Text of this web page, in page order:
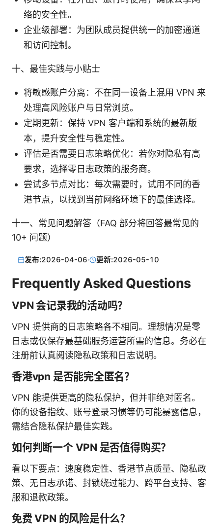
络的安全性。
企业级部署：为团队成员提供统一的加密通道
和访问控制。
十、最佳实践与小贴士
将敏感账户分离：不在同一设备上混用 VPN 来
处理高风险账户与日常浏览。
定期更新：保持 VPN 客户端和系统的最新版
本，提升安全性与稳定性。
评估是否需要日志策略优化：若你对隐私有高
要求，选择零日志政策的服务商。
尝试多节点对比：每次需要时，试用不同的香
港节点，以找到当前网络环境下的最佳选择。
十一、常见问题解答（FAQ 部分将回答最常见的
10+ 问题）
发布:2026-04-06· 更新:2026-05-10
Frequently Asked Questions
VPN 会记录我的活动吗？
VPN 提供商的日志策略各不相同。理想情况是零
日志或仅保存最基础服务运营所需的信息。务必在
注册前认真阅读隐私政策和日志说明。
香港vpn 是否能完全匿名？
VPN 能提供更高的隐私保护，但并非绝对匿名。
你的设备指纹、账号登录习惯等仍可能暴露信息，
需结合隐私保护最佳实践。
如何判断一个 VPN 是否值得购买？
看以下要点：速度稳定性、香港节点质量、隐私政
策、无日志承诺、封锁绕过能力、跨平台支持、客
服和退款政策。
免费 VPN 的风险是什么？